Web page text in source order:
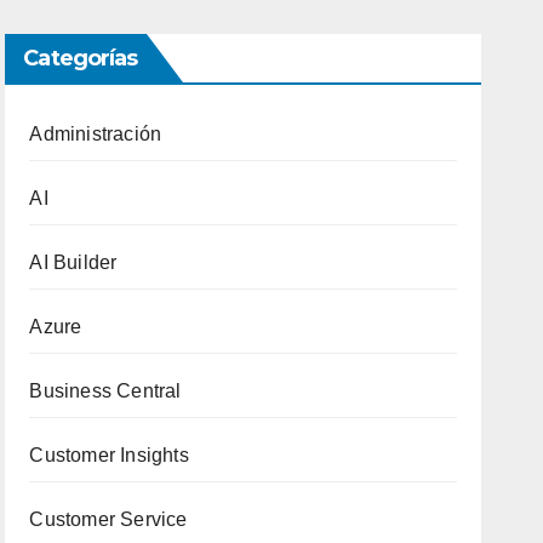
Categorías
Administración
AI
AI Builder
Azure
Business Central
Customer Insights
Customer Service